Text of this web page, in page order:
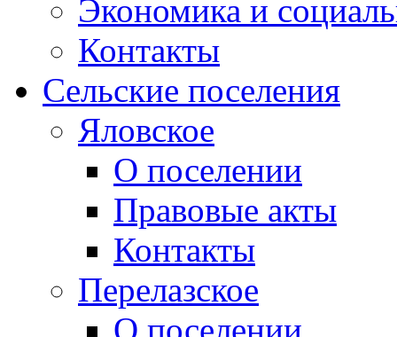
Экономика и
Контакты
Сельские поселения
Яловское
О поселении
Правовые акты
Контакты
Перелазское
О поселении